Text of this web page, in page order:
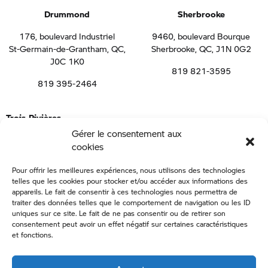
Gérer le consentement aux
cookies
Pour offrir les meilleures expériences, nous utilisons des technologies
telles que les cookies pour stocker et/ou accéder aux informations des
appareils. Le fait de consentir à ces technologies nous permettra de
traiter des données telles que le comportement de navigation ou les ID
uniques sur ce site. Le fait de ne pas consentir ou de retirer son
consentement peut avoir un effet négatif sur certaines caractéristiques
et fonctions.
Drummond
176, boulevard Industriel
St-Germain-de-Grantham, QC,
J0C 1K0
819 395-2464
Sherbrooke
9460, boulevard Bourque
Sherbrooke, QC, J1N 0G2
819 821-3595
Trois-Rivières
1050 boulevard de la Gabelle, St-Étienne-des-Grès, QC, G0X 2P0
Tous droits réservés – Carrier BMW – 2021
Netiquette –Politique de confidentialité